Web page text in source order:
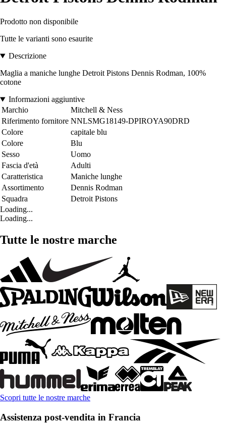
Prodotto non disponibile
Tutte le varianti sono esaurite
Descrizione
Maglia a maniche lunghe Detroit Pistons Dennis Rodman, 100%
cotone
Informazioni aggiuntive
Marchio
Mitchell & Ness
Riferimento fornitore NNLSMG18149-DPIROYA90DRD
Colore
capitale blu
Colore
Blu
Sesso
Uomo
Fascia d'età
Adulti
Caratteristica
Maniche lunghe
Assortimento
Dennis Rodman
Squadra
Detroit Pistons
Loading...
Loading...
Tutte le nostre marche
Scopri tutte le nostre marche
Assistenza post-vendita in Francia